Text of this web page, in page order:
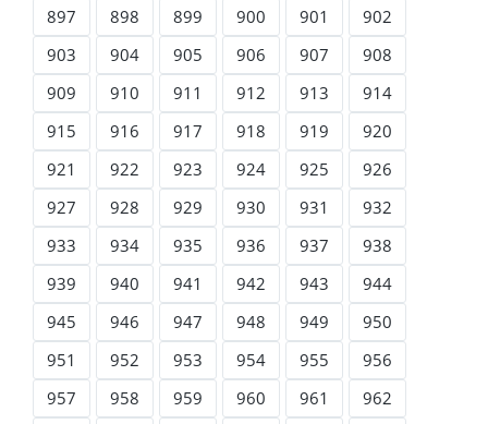
897
898 899 900 901
902
903
904 905 906 907
908
909
910 911 912 913
914
915
916 917 918 919
920
921
922 923 924 925
926
927
928 929 930 931
932
933
934 935 936 937
938
939
940 941 942 943
944
945
946 947 948 949
950
951
952 953 954 955
956
957
958 959 960 961
962